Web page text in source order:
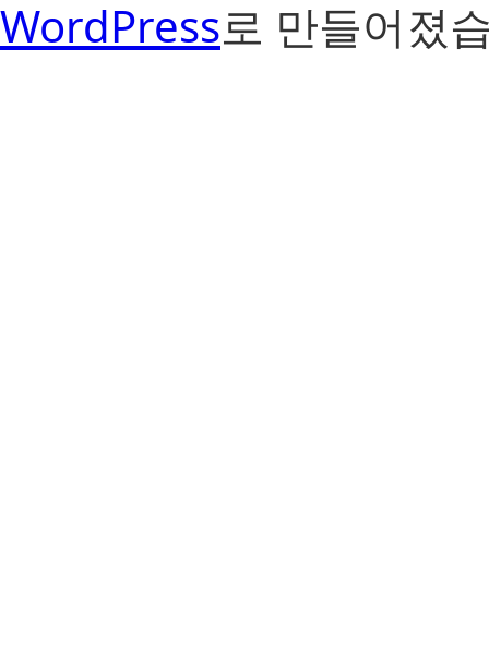
WordPress로 만들어졌